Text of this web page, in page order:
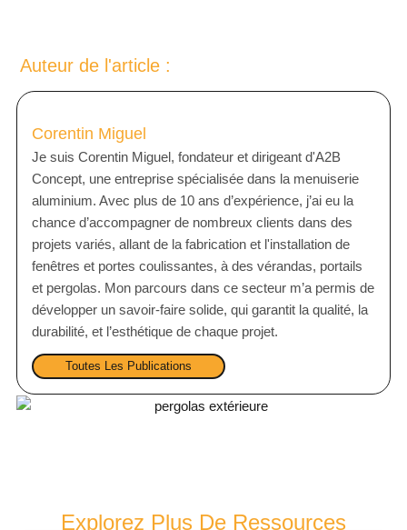
I
:
Auteur de l'article :
Corentin Miguel
Je suis Corentin Miguel, fondateur et dirigeant d'A2B
Concept, une entreprise spécialisée dans la menuiserie
aluminium. Avec plus de 10 ans d’expérience, j’ai eu la
chance d’accompagner de nombreux clients dans des
projets variés, allant de la fabrication et l'installation de
fenêtres et portes coulissantes, à des vérandas, portails
et pergolas. Mon parcours dans ce secteur m’a permis de
développer un savoir-faire solide, qui garantit la qualité, la
durabilité, et l’esthétique de chaque projet.
Toutes Les Publications
Explorez Plus De Ressources